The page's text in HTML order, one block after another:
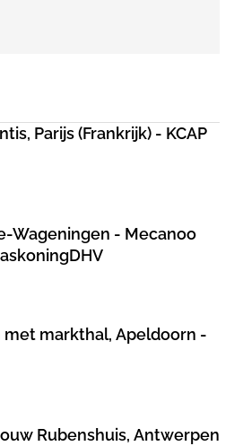
Parijs (Frankrijk) - KCAP
Wageningen - Mecanoo
markthal, Apeldoorn -
Rubenshuis, Antwerpen